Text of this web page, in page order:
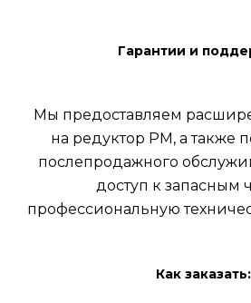
Гарантии и
Мы предоставляем
на редуктор РМ, а также
послепродажного
доступ к запасным
профессиональную
Как заказать: